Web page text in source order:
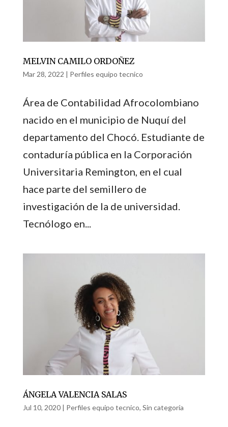
MELVIN CAMILO ORDOÑEZ
Mar 28, 2022 | Perfiles equipo tecnico
Área de Contabilidad Afrocolombiano
nacido en el municipio de Nuquí del
departamento del Chocó. Estudiante de
contaduría pública en la Corporación
Universitaria Remington, en el cual
hace parte del semillero de
investigación de la de universidad.
Tecnólogo en...
ÁNGELA VALENCIA SALAS
Jul 10, 2020| Perfiles equipo tecnico, Sin categoría